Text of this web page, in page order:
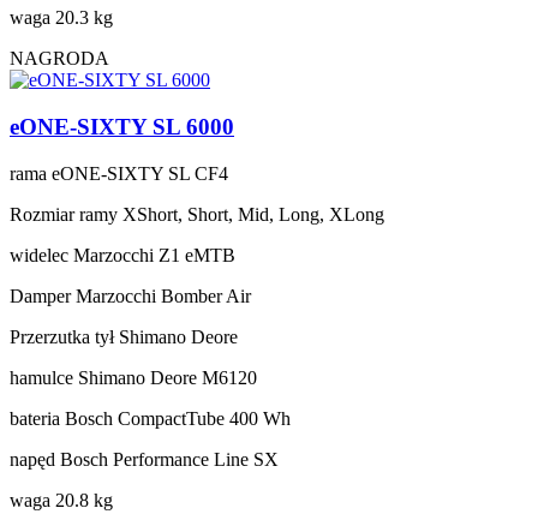
waga 20.3 kg
NAGRODA
eONE-SIXTY SL 6000
rama eONE-SIXTY SL CF4
Rozmiar ramy XShort, Short, Mid, Long, XLong
widelec Marzocchi Z1 eMTB
Damper Marzocchi Bomber Air
Przerzutka tył Shimano Deore
hamulce Shimano Deore M6120
bateria Bosch CompactTube 400 Wh
napęd Bosch Performance Line SX
waga 20.8 kg